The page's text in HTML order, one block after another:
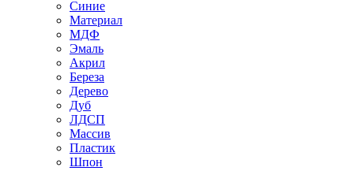
Синие
Материал
МДФ
Эмаль
Акрил
Береза
Дерево
Дуб
ЛДСП
Массив
Пластик
Шпон